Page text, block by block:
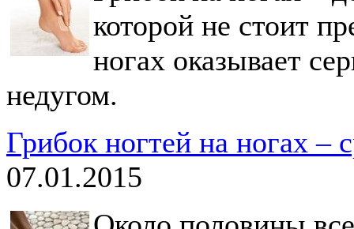
которой не стоит
ногах оказывает
недугом.
Грибок ногтей на ногах –
07.01.2015